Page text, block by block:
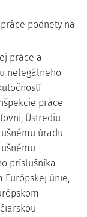
podnety na
práce a
nelegálneho
práce
Ústrediu
úradu
príslušníka
Európskej únie,